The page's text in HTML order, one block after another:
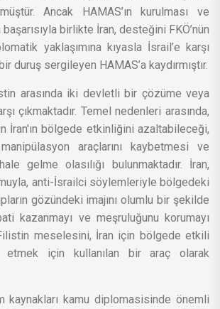
Ancak HAMAS’ın kurulması ve
birlikte İran, desteğini FKÖ’nün
yaklaşımına kıyasla İsrail’e karşı
duruş sergileyen HAMAS’a kaydırmıştır.
arasında iki devletli bir çözüme veya
çıkmaktadır. Temel nedenleri arasında,
İran'ın bölgede etkinliğini azaltabileceği,
araçlarını kaybetmesi ve
gelme olasılığı bulunmaktadır. İran,
anti-İsrailci söylemleriyle bölgedeki
gözündeki imajını olumlu bir şekilde
kazanmayı ve meşruluğunu korumayı
meselesini, İran için bölgede etkili
için kullanılan bir araç olarak
kaynakları kamu diplomasisinde önemli